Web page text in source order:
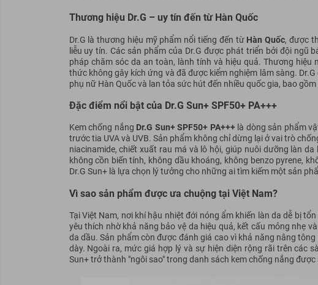
Thương hiệu Dr.G – uy tín đến từ Hàn Quốc
Dr.G là thương hiệu mỹ phẩm nổi tiếng đến từ Hàn Quốc, được
liễu uy tín. Các sản phẩm của Dr.G được phát triển bởi đội ngũ
pháp chăm sóc da an toàn, lành tính và hiệu quả. Thương
thức không gây kích ứng và đã được kiểm nghiệm lâm sàng.
phụ nữ Hàn Quốc và lan tỏa sức hút đến nhiều quốc gia, bao gồm
Đặc điểm nổi bật của Dr.G Sun+ SPF50+ PA+++
Kem chống nắng Dr.G Sun+ SPF50+ PA+++là dòng sản phẩm
trước tia UVA và UVB. Sản phẩm không chỉ dừng lại ở vai trò
niacinamide, chiết xuất rau má và lô hội, giúp nuôi dưỡng làn
không cồn biến tính, không dầu khoáng, không benzo pyrene,
Dr.G Sun+ là lựa chọn lý tưởng cho những ai tìm kiếm một sản
Vì sao sản phẩm được ưa chuộng tại Việt Nam?
Tại Việt Nam, nơi khí hậu nhiệt đới nóng ẩm khiến làn da dễ bị
yêu thích nhờ khả năng bảo vệ da hiệu quả, kết cấu mỏng nhẹ
da dầu. Sản phẩm còn được đánh giá cao vì khả năng nâng
dày. Ngoài ra, mức giá hợp lý và sự hiện diện rộng rãi trên các
Sun+ trở thành "ngôi sao" trong danh sách kem chống nắng được